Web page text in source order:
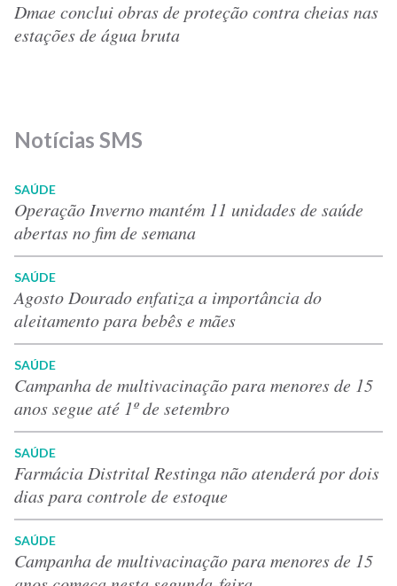
Dmae conclui obras de proteção contra cheias nas
estações de água bruta
Notícias SMS
SAÚDE
Operação Inverno mantém 11 unidades de saúde
abertas no fim de semana
SAÚDE
Agosto Dourado enfatiza a importância do
aleitamento para bebês e mães
SAÚDE
Campanha de multivacinação para menores de 15
anos segue até 1º de setembro
SAÚDE
Farmácia Distrital Restinga não atenderá por dois
dias para controle de estoque
SAÚDE
Campanha de multivacinação para menores de 15